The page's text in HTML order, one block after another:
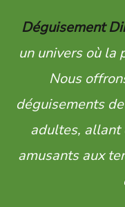
Déguisement
un univers où la
Nous
déguisements
adultes, allant
amusants aux